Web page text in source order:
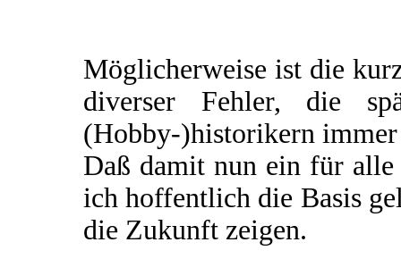
Möglicherweise ist die
diverser Fehler, die
(Hobby-)historikern immer
Daß damit nun ein für
ich hoffentlich die Basis
die Zukunft zeigen.